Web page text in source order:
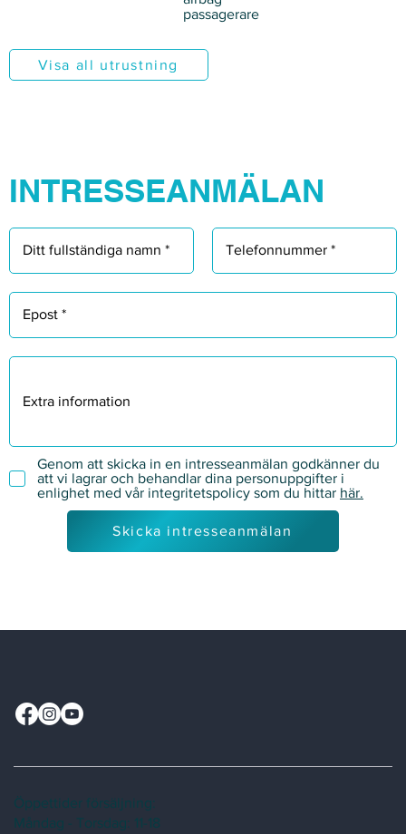
passagerare
Visa all utrustning
Genom att skicka in en intresseanmälan godkänner du
att vi lagrar och behandlar dina personuppgifter i
enlighet med vår integritetspolicy som du hittar här.
Skicka intresseanmälan
INTRESSEANMÄLAN
Öppettider försäljning:
Måndag - Torsdag: 11-18